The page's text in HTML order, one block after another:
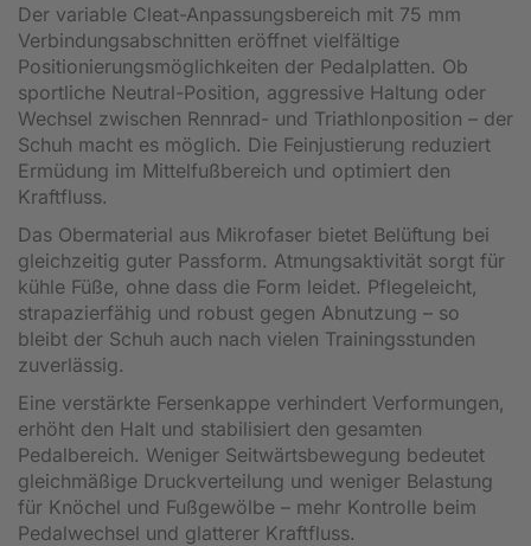
Der variable Cleat-Anpassungsbereich mit 75 mm
Verbindungsabschnitten eröffnet vielfältige
Positionierungsmöglichkeiten der Pedalplatten. Ob
sportliche Neutral-Position, aggressive Haltung oder
Wechsel zwischen Rennrad- und Triathlonposition – der
Schuh macht es möglich. Die Feinjustierung reduziert
Ermüdung im Mittelfußbereich und optimiert den
Kraftfluss.
Das Obermaterial aus Mikrofaser bietet Belüftung bei
gleichzeitig guter Passform. Atmungsaktivität sorgt für
kühle Füße, ohne dass die Form leidet. Pflegeleicht,
strapazierfähig und robust gegen Abnutzung – so
bleibt der Schuh auch nach vielen Trainingsstunden
zuverlässig.
Eine verstärkte Fersenkappe verhindert Verformungen,
erhöht den Halt und stabilisiert den gesamten
Pedalbereich. Weniger Seitwärtsbewegung bedeutet
gleichmäßige Druckverteilung und weniger Belastung
für Knöchel und Fußgewölbe – mehr Kontrolle beim
Pedalwechsel und glatterer Kraftfluss.